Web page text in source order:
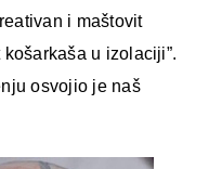
i maštovit
u izolaciji”.
osvojio je naš